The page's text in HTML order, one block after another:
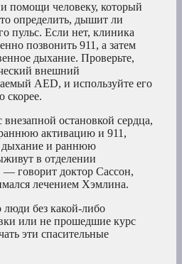
помощи человеку, который
определить, дышит ли
пульс. Если нет, клиника
позвонить 911, а затем
дыхание. Проверьте,
внешний
AED, и используйте его
скорее.
остановкой сердца,
активацию и 911,
дыхание и раннюю
в отделении
говорит доктор Сассон,
лечением Хэмлина.
люди без какой-либо
или не прошедшие курс
эти спасительные